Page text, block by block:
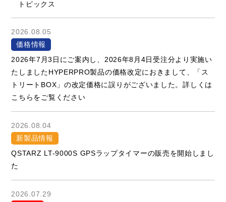
トピックス
2026.08.05
価格情報
2026年7月3日にご案内し、2026年8月4日受注分より実施い
たしましたHYPERPRO製品の価格改定におきまして、「ス
トリートBOX」の改定価格に誤りがございました。詳しくは
こちらをご覧ください
2026.08.04
新製品情報
QSTARZ LT-9000S GPSラップタイマーの販売を開始しまし
た
2026.07.29